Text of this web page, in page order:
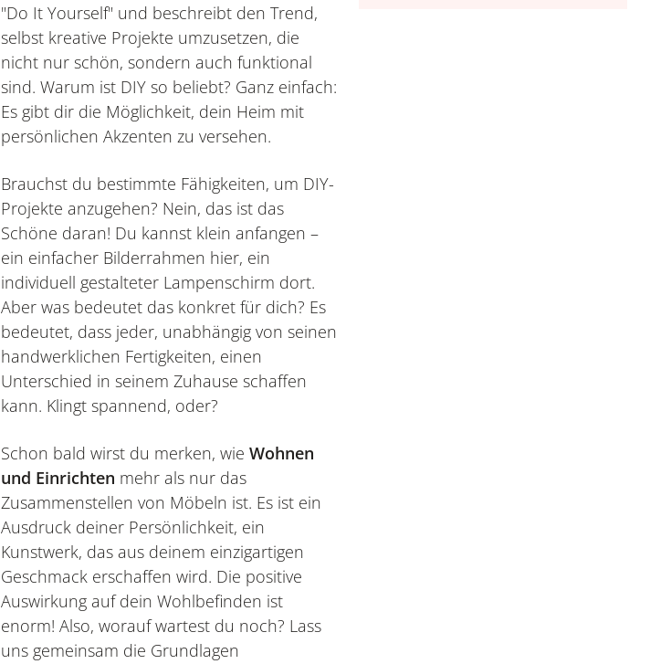
"Do It Yourself" und beschreibt den Trend,
selbst kreative Projekte umzusetzen, die
nicht nur schön, sondern auch funktional
sind. Warum ist DIY so beliebt? Ganz einfach:
Es gibt dir die Möglichkeit, dein Heim mit
persönlichen Akzenten zu versehen.
Brauchst du bestimmte Fähigkeiten, um DIY-
Projekte anzugehen? Nein, das ist das
Schöne daran! Du kannst klein anfangen –
ein einfacher Bilderrahmen hier, ein
individuell gestalteter Lampenschirm dort.
Aber was bedeutet das konkret für dich? Es
bedeutet, dass jeder, unabhängig von seinen
handwerklichen Fertigkeiten, einen
Unterschied in seinem Zuhause schaffen
kann. Klingt spannend, oder?
Schon bald wirst du merken, wie Wohnen
und Einrichten mehr als nur das
Zusammenstellen von Möbeln ist. Es ist ein
Ausdruck deiner Persönlichkeit, ein
Kunstwerk, das aus deinem einzigartigen
Geschmack erschaffen wird. Die positive
Auswirkung auf dein Wohlbefinden ist
enorm! Also, worauf wartest du noch? Lass
uns gemeinsam die Grundlagen